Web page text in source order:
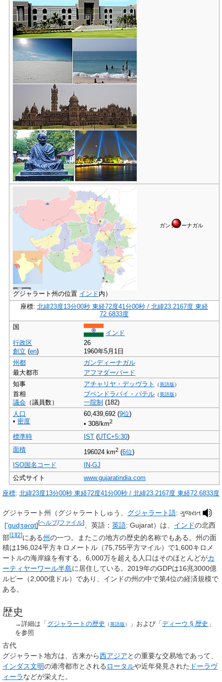
ガンディーナガル
グジャラート州の位置 インド内）
座標: 北緯23度13分00秒 東経72度41分00秒/ 北緯23.2167度 東経
72.6833度
国
インド
行政区
26
創立 (en)
1960年5月1日
州都
ガンディーナガル
最大都市
アフマダーバード
知事
アチャリヤ・デッヴラト （英語版）
首相 ブペンドラバイ・パテル （英語版）
議会 （議員数） 一院制 (182)
人口
•密度
60,439,692 (9位)
•308/km2
標準時 IST (UTC+5:30)
面積
196024 km2 (6位)
ISO国名コード
IN-GJ
公式サイト
www.gujaratindia.com
座標: 北緯23度13分00秒 東経72度41分00秒 / 北緯23.2167度 東経72.6833度
グジャラート州 （グジャラートしゅう、 グジャラート語: ગુજરાત
['gudʒəɾɑt̪][ヘルプ/ファイル] 、英語： 英語: Gujarat）は、 インドの北西
部[1 ][2]にある州の一つ。またこの地方の歴史的名称でもある。州の面
積は196,024平方キロメートル（75,755平方マイル）で1,600キロメ
ートルの海岸線を有する。6,000万を超える人口はそのほとんどがカ
ーティヤーワール半島に居住している。2019年のGDPは16兆3000億
ルピー（2,000億ドル）であり、インドの州の中で第4位の経済規模で
ある。
歴史
→詳細は「 グジャラートの歴史 （英語版） 」および「ディーウ § 歴史 」
を参照
古代
グジャラート地方は、古来から西アジアとの重要な交易地であって、
インダス文明の港湾都市とされる ロータルや近年発見された ドーラヴ
ィーラなどが栄えた。